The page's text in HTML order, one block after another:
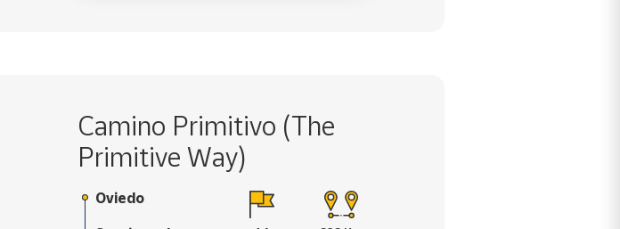
Camino Primitivo (The
Primitive Way)
Oviedo